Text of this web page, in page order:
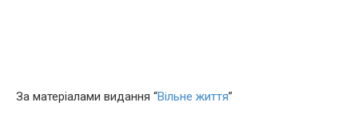
За матеріалами видання “Вільне життя”